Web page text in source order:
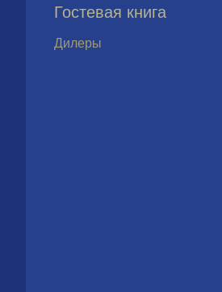
Гостевая книга
Дилеры